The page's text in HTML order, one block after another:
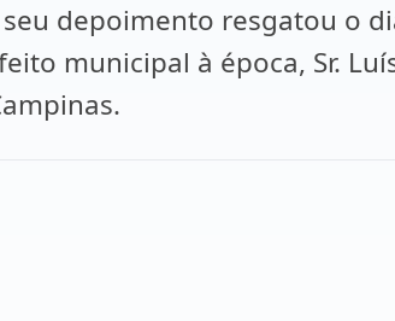
depoimento resgatou o
municipal à época, Sr.